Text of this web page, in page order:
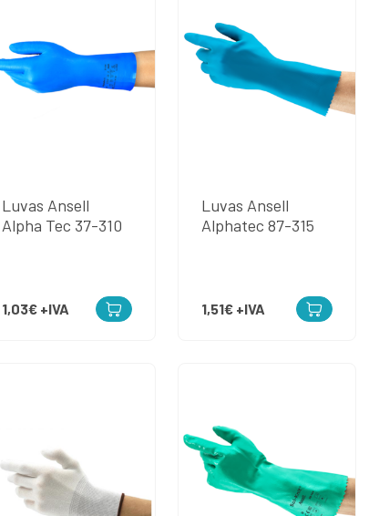
Luvas Ansell
Alpha Tec 37-310
1,03€ +IVA
Luvas Ansell
Alphatec 87-315
1,51€ +IVA